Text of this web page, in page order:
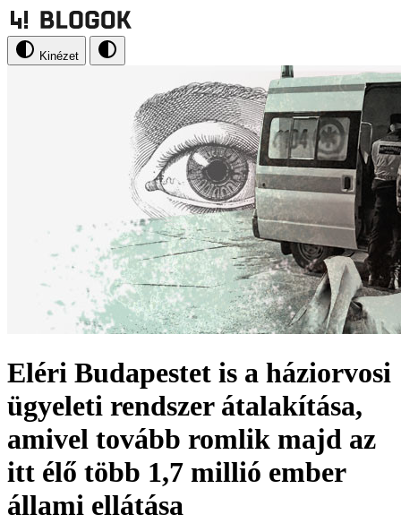
Kinézet
Eléri Budapestet is a háziorvosi
ügyeleti rendszer átalakítása,
amivel tovább romlik majd az
itt élő több 1,7 millió ember
állami ellátása